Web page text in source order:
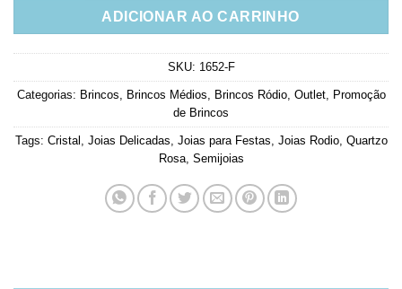
ADICIONAR AO CARRINHO
SKU: 1652-F
Categorias: Brincos Brincos Médios Brincos Ródio, Outlet, Promoção
de Brincos
Tags: Cristal Joias Delicadas Joias para Festas Joias Rodio, Quartzo
Rosa, Semijoias